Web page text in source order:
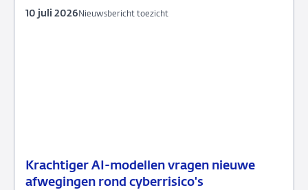
Krachtiger AI-modellen vragen nieuwe
afwegingen rond cyberrisico's
10
Nieuwsbericht
Nieuwsbericht toezicht
10 juli 2026